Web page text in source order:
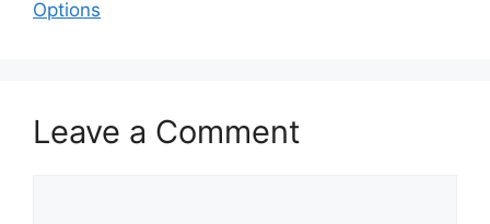
Options
Leave a Comment